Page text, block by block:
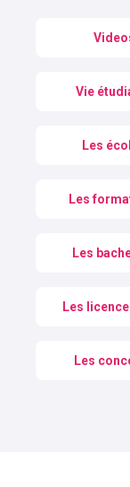
Vie
Les
Les
Les
Les
Les